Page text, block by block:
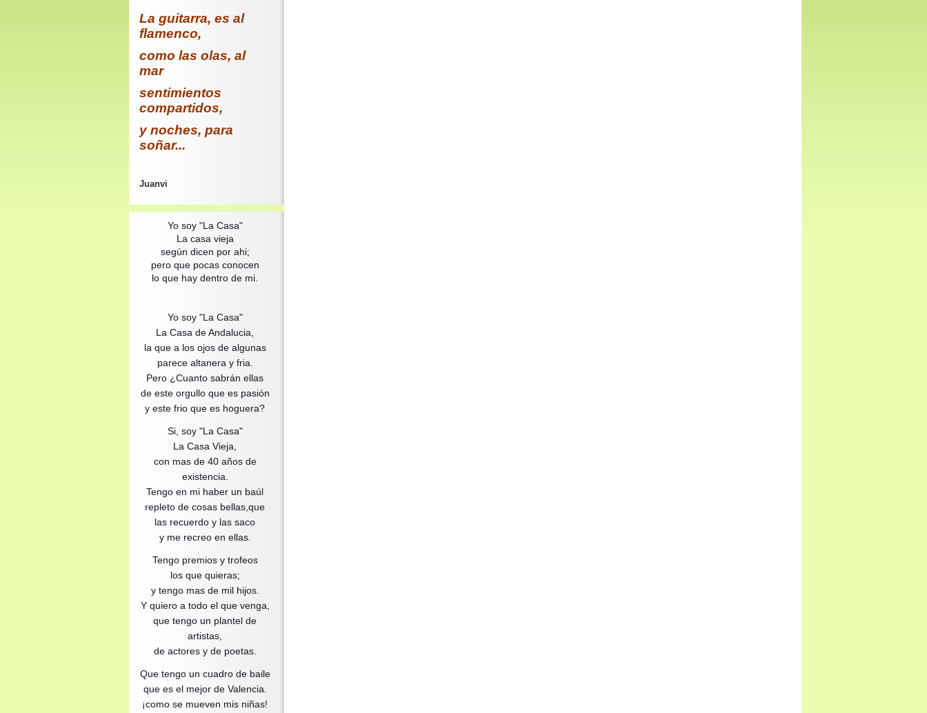
La guitarra, es al
flamenco,
como las olas, al
mar
sentimientos
compartidos,
y noches, para
soñar...
Juanvi
Yo soy "La Casa"
La casa vieja
según dicen por ahi;
pero que pocas conocen
lo que hay dentro de mi.
Yo soy "La Casa"
La Casa de Andalucia,
la que a los ojos de algunas
parece altanera y fria.
Pero ¿Cuanto sabrán ellas
de este orgullo que es pasión
y este frio que es hoguera?
Si, soy "La Casa"
La Casa Vieja,
con mas de 40 años de
existencia.
Tengo en mi haber un baúl
repleto de cosas bellas,que
las recuerdo y las saco
y me recreo en ellas.
Tengo premios y trofeos
los que quieras;
y tengo mas de mil hijos.
Y quiero a todo el que venga,
que tengo un plantel de
artistas,
de actores y de poetas.
Que tengo un cuadro de baile
que es el mejor de Valencia.
¡como se mueven mis niñas!